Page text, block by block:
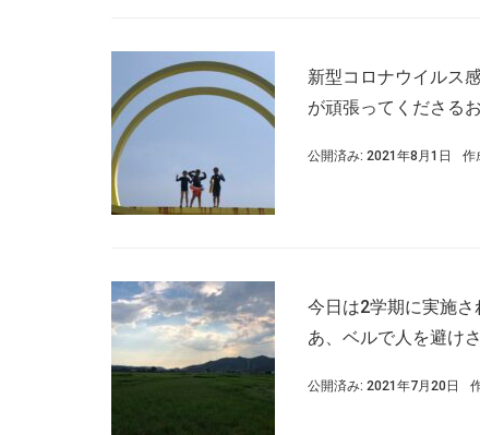
新型コロナウイルス
が頑張ってくださる
公開済み: 2021年8月1日 作
今日は2学期に実施
あ、ベルで人を避け
公開済み: 2021年7月20日